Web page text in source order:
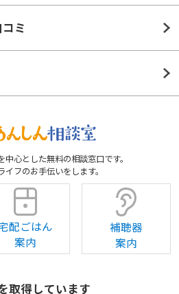
ミ
心とした無料の相談窓口です。
イフのお手伝いをします。
配ごはん
案内
補聴器
案内
取得しています